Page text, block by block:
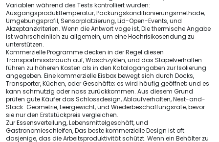
Variablen während des Tests kontrolliert wurden:
Ausgangsprodukttemperatur, Packungskonditionierungsmethode,
Umgebungsprofil, Sensorplatzierung, Lid-Open-Events, und
Akzeptanzkriterien. Wenn die Antwort vage ist, Die thermische Angabe
ist wahrscheinlich zu allgemein, um eine Hochrisikosendung zu
unterstützen.
Kommerzielle Programme decken in der Regel diesen
Transportmissbrauch auf, Waschzyklen, und das Stapelverhalten
führen zu höheren Kosten als in den Katalogangaben zur Isolierung
angegeben. Eine kommerzielle Eisbox bewegt sich durch Docks,
Transporter, Küchen, oder Geschäfte; es wird häufig geöffnet; und es
kann schmutzig oder nass zurückkommen. Aus diesem Grund
prüfen gute Käufer das Schlossdesign, Ablaufverhalten, Nest-and-
Stack-Geometrie, Leergewicht, und Wiederbeschaffungsrate, bevor
sie nur den Erststückpreis vergleichen.
Zur Essensverteilung, Lebensmittelgeschäft, und
Gastronomieschleifen, Das beste kommerzielle Design ist oft
dasjenige, das die Arbeitsproduktivität schützt. Wenn ein Behälter zu